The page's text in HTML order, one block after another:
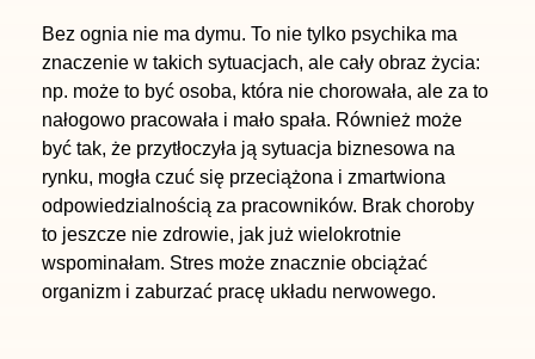
Bez ognia nie ma dymu. To nie tylko psychika ma
znaczenie w takich sytuacjach, ale cały obraz życia:
np. może to być osoba, która nie chorowała, ale za to
nałogowo pracowała i mało spała. Również może
być tak, że przytłoczyła ją sytuacja biznesowa na
rynku, mogła czuć się przeciążona i zmartwiona
odpowiedzialnością za pracowników. Brak choroby
to jeszcze nie zdrowie, jak już wielokrotnie
wspominałam. Stres może znacznie obciążać
organizm i zaburzać pracę układu nerwowego.